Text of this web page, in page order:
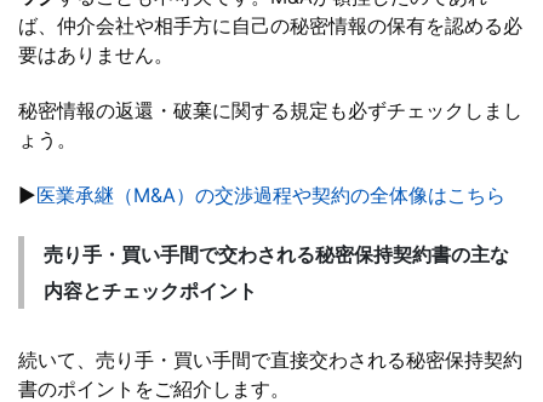
ば、仲介会社や相手方に自己の秘密情報の保有を認める必
要はありません。
秘密情報の返還・破棄に関する規定も必ずチェックしまし
ょう。
▶医業承継（M&A）の交渉過程や契約の全体像はこちら
売り手・買い手間で交わされる秘密保持契約書の主な
内容とチェックポイント
続いて、売り手・買い手間で直接交わされる秘密保持契約
書のポイントをご紹介します。